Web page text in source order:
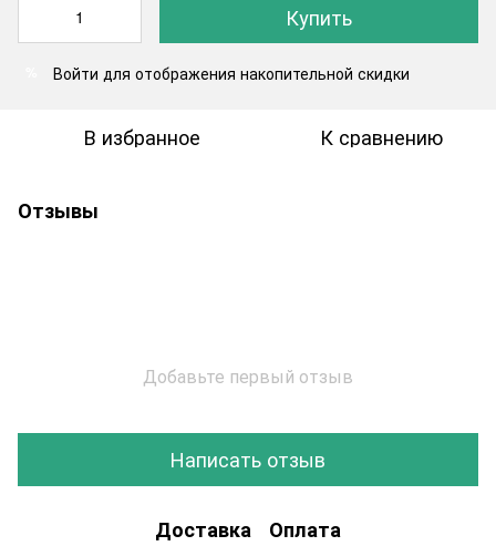
Купить
Войти для отображения накопительной скидки
В избранное К сравнению
Отзывы
Добавьте первый отзыв
Написать отзыв
Доставка Оплата